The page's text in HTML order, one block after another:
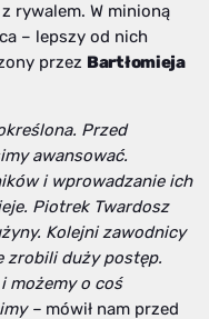
rywalem. W minioną
– lepszy od nich
przez Bartłomieja
Przed
awansować.
i wprowadzanie ich
Piotrek Twardosz
Kolejni zawodnicy
zrobili duży postęp.
możemy o coś
– mówił nam przed